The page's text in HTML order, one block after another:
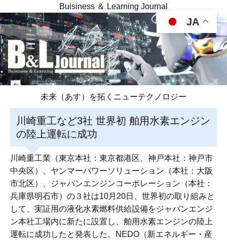
Buisiness ＆ Learning Journal
未来（あす）を拓くニューテクノロジー
川崎重工など3社 世界初 舶用水素エンジン
の陸上運転に成功
川崎重工業（東京本社：東京都港区、神戸本社：神戸市
中央区）、ヤンマーパワーソリューション（本社：大阪
市北区）、ジャパンエンジンコーポレーション（本社：
兵庫県明石市）の３社は10月20日、世界初の取り組みと
して、実証用の液化水素燃料供給設備をジャパンエンジ
ン本社工場内に新たに設置し、舶用水素エンジンの陸上
運転に成功したと発表した。NEDO（新エネルギー・産
JA